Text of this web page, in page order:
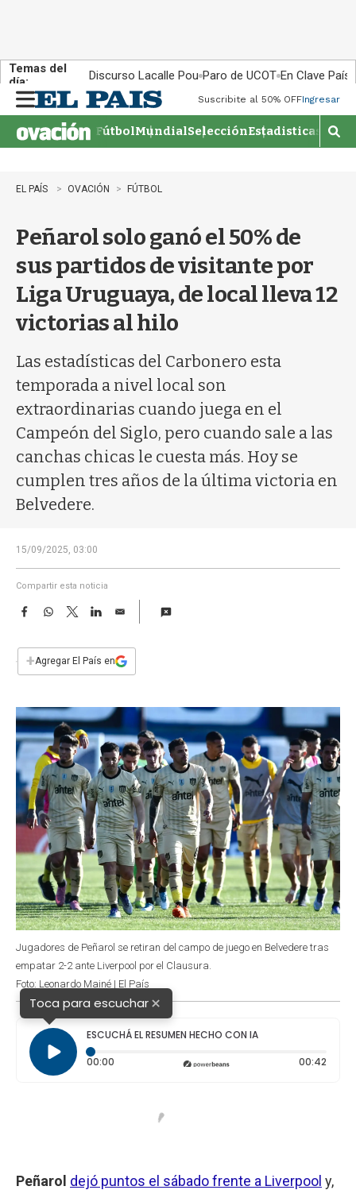
Temas del
día:
Discurso Lacalle Pou Paro de UCOT En Clave País
n
u
Suscribite al 50% OFFIngresar
FútbolMundialSelecciónEstadisticas
M
o
q
EL PAÍS OVACIÓN FÚTBOL
Peñarol solo ganó el 50% de
sus partidos de visitante por
Liga Uruguaya, de local lleva 12
victorias al hilo
Las estadísticas del Carbonero esta
temporada a nivel local son
extraordinarias cuando juega en el
Campeón del Siglo, pero cuando sale a las
canchas chicas le cuesta más. Hoy se
cumplen tres años de la última victoria en
Belvedere.
15/09/2025, 03:00
Compartir esta noticia
F
e
b
k
W
s
p
T
w
t
L
n
E
i
l
+Agregar El País en
Jugadores de Peñarol se retiran del campo de juego en Belvedere tras
empatar 2-2 ante Liverpool por el Clausura.
Foto: Leonardo Mainé | El País
Toca para escuchar×
ESCUCHÁ EL RESUMEN HECHO CON IA
00:00 Tiempo transcurrido: 0 segundos 00:42
Peñarol dejó puntos el sábado frente a Liverpool y,